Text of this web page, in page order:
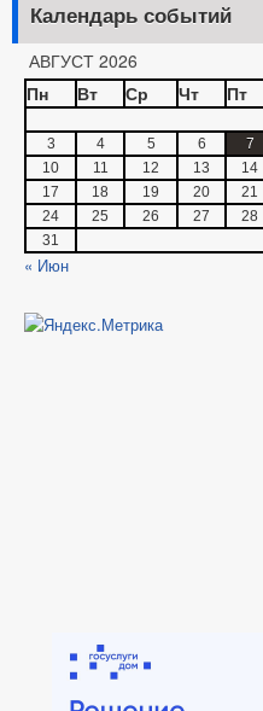
Календарь событий
АВГУСТ 2026
Пн
Вт Ср Чт Пт
3
4 5 6 7
10
11 12 13 14
17
18 19 20 21
24
25 26 27 28
31
« Июн